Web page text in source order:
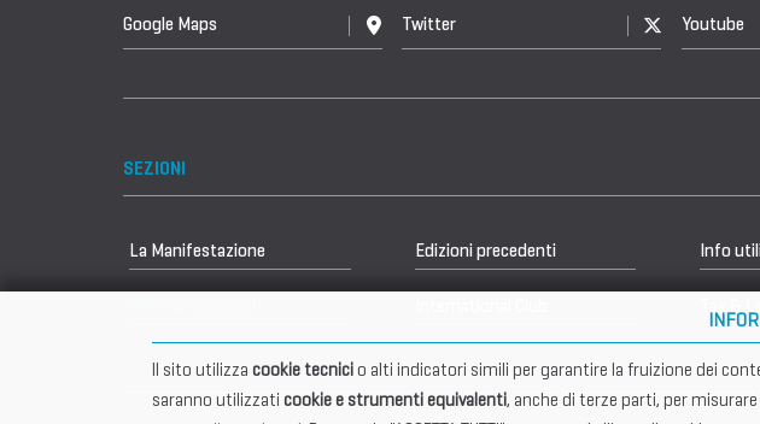
Google Maps Twitter Youtube
SEZIONI
La Manifestazione Edizioni precedenti Info
Il sito utilizza cookie tecnici o alti indicatori simili per garantire la fruizione dei
saranno utilizzati cookie e strumenti equivalenti, anche di terze parti, per